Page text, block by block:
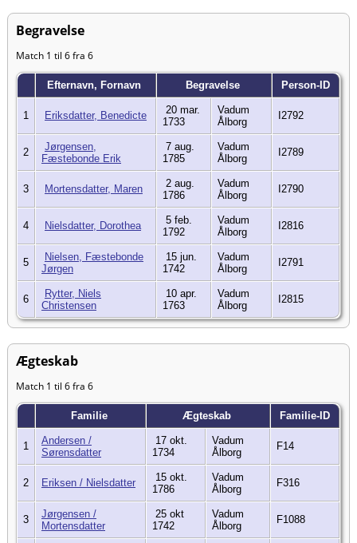
Begravelse
Match 1 til 6 fra 6
Efternavn, Fornavn Begravelse Person-ID
1 Eriksdatter, Benedicte
20 mar.
1733
Vadum
Ålborg
I2792
2
Jørgensen,
Fæstebonde Erik
7 aug.
1785
Vadum
Ålborg
I2789
3 Mortensdatter, Maren
2 aug.
1786
Vadum
Ålborg
I2790
4 Nielsdatter, Dorothea
5 feb.
1792
Vadum
Ålborg
I2816
5
Nielsen, Fæstebonde
Jørgen
15 jun.
1742
Vadum
Ålborg
I2791
6
Rytter, Niels
Christensen
10 apr.
1763
Vadum
Ålborg
I2815
Ægteskab
Match 1 til 6 fra 6
Familie Ægteskab Familie-ID
1
Andersen /
Sørensdatter
17 okt.
1734
Vadum
Ålborg
F14
2 Eriksen / Nielsdatter
15 okt.
1786
Vadum
Ålborg
F316
3
Jørgensen /
Mortensdatter
25 okt
1742
Vadum
Ålborg
F1088